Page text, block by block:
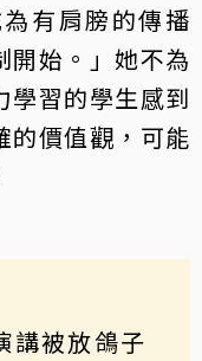
有肩膀的傳播
開始。」她不為
學習的學生感到
的價值觀，可能
講被放鴿子